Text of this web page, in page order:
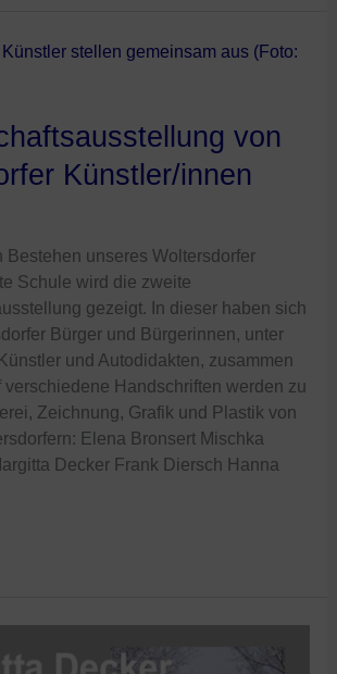
von
Künstler/innen
Bestehen unseres Woltersdorfer
Schule wird die zweite
gezeigt. In dieser haben sich
Bürger und Bürgerinnen, unter
und Autodidakten, zusammen
verschiedene Handschriften werden zu
Zeichnung, Grafik und Plastik von
Elena Bronsert Mischka
Decker Frank Diersch Hanna